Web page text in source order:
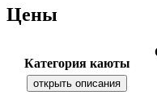
Цены
Категория каюты
открыть описания